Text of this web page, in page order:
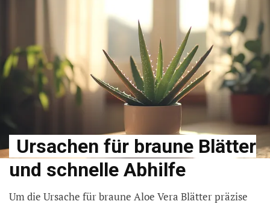
Ursachen für braune Blätter
und schnelle Abhilfe
Um die Ursache für braune Aloe Vera Blätter präzise